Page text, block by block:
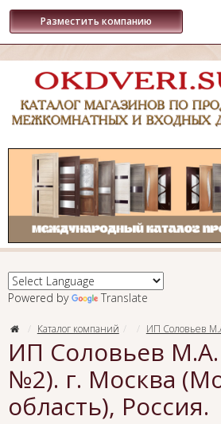
Разместить компанию
Powered by Translate
Каталог компаний ИП Соловьев
ИП Соловьев М.А.
№2). г. Москва
область), Россия.